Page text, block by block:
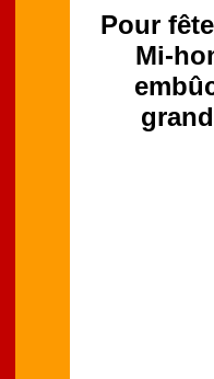
Pour
Mi-